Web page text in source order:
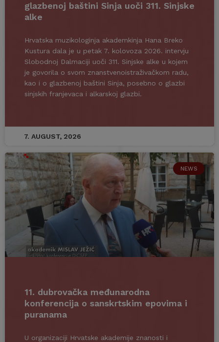
glazbenoj baštini Sinja uoči 311. Sinjske
alke
Hrvatska muzikologinja akademkinja Hana Breko
Kustura dala je u petak 7. kolovoza 2026. intervju
Slobodnoj Dalmaciji uoči 311. Sinjske alke u kojem
je govorila o svom znanstvenoistraživačkom radu,
kao i o glazbenoj baštini Sinja, posebno o glazbi
sinjskih franjevaca i alkarskoj glazbi.
7. AUGUST, 2026
NEWS
11. dubrovačka međunarodna
konferencija o sanskrtskim epovima i
puranama
U organizaciji Hrvatske akademije znanosti i